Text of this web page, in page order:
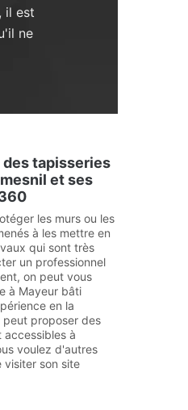
il est
ne
des tapisseries
et ses
les murs ou les
à les mettre en
qui sont très
un professionnel
on peut vous
à Mayeur bâti
en la
peut proposer des
à
voulez d'autres
visiter son site